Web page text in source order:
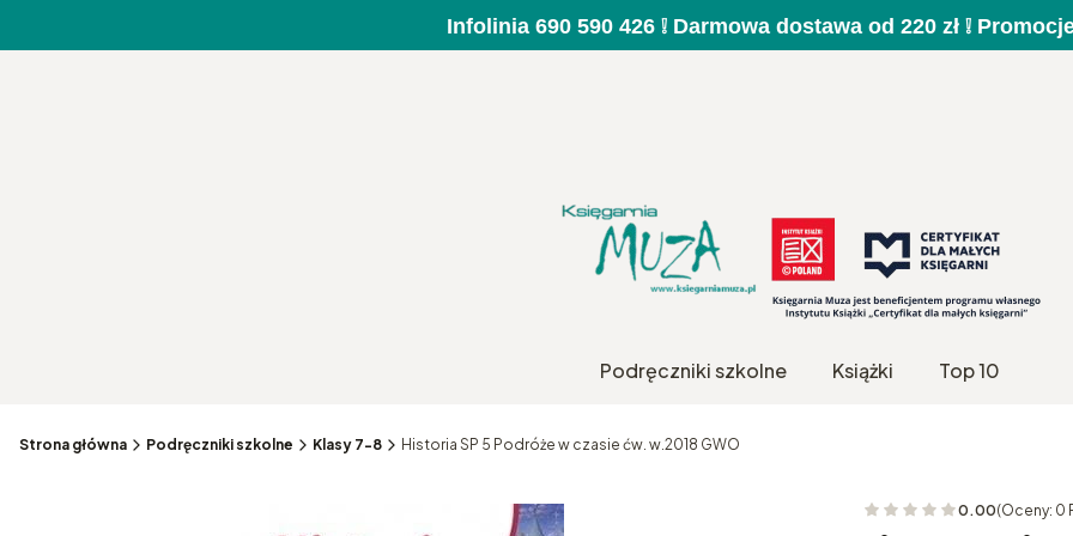
Infolinia 690 590 426 ❕ Darmowa dostawa od 220 zł ❕
Podręczniki szkolne Książki Top 10
Strona główna Podręczniki szkolne Klasy 7-8 Historia SP 5 Podróże w czasie ćw. w.2018 GWO
0.00(Oceny: 0